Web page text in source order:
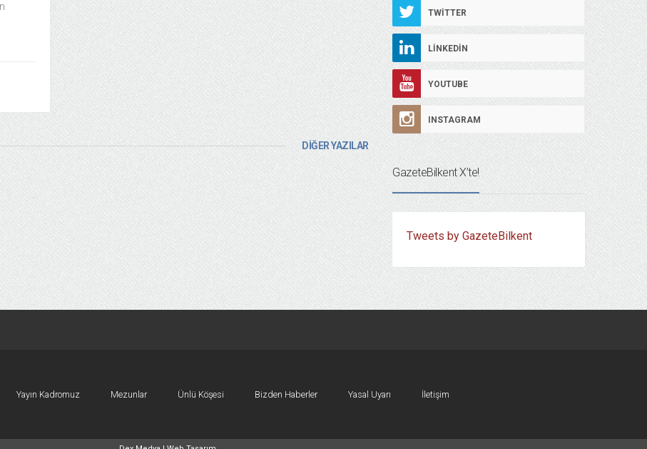
DİĞER YAZILAR
TWITTER
LINKEDIN
YOUTUBE
INSTAGRAM
GazeteBilkent X’te!
Tweets by GazeteBilkent
Yayın Kadromuz Mezunlar Ünlü Köşesi Bizden Haberler Yasal Uyarı İletişim